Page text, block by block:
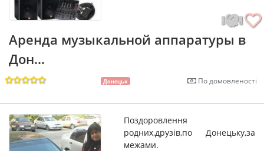
Аренда музыкальной аппаратуры в
Дон...
Донецьк По домовленості
Поздоровлення
родних,друзiв,по Донецьку,за
межами.